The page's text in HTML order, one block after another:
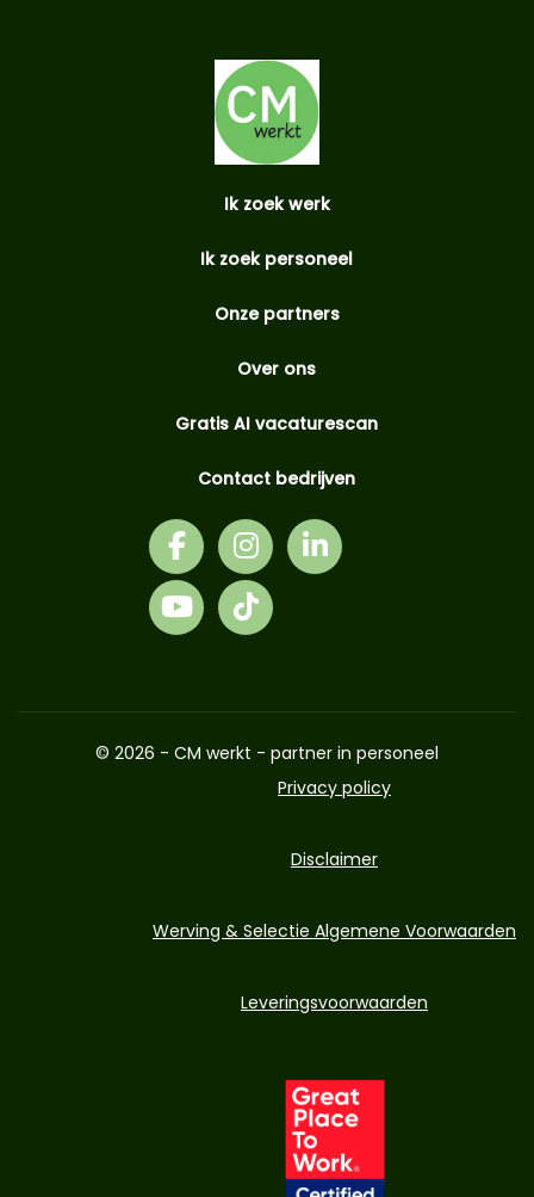
Ik zoek werk
Ik zoek personeel
Onze partners
Over ons
Gratis AI vacaturescan
Contact bedrijven
© 2026 - CM werkt - partner in personeel
Privacy policy
Disclaimer
Werving & Selectie Algemene Voorwaarden
Leveringsvoorwaarden